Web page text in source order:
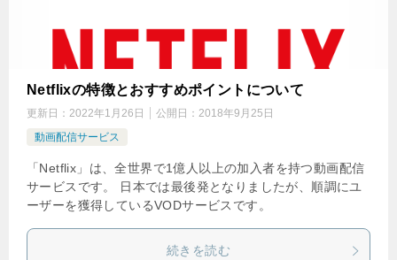
Netflixの特徴とおすすめポイントについて
更新日： 2022年1月26日 公開日： 2018年9月25日
動画配信サービス
「Netflix」は、全世界で1億人以上の加入者を持つ動画配信
サービスです。 日本では最後発となりましたが、順調にユ
ーザーを獲得しているVODサービスです。
続きを読む